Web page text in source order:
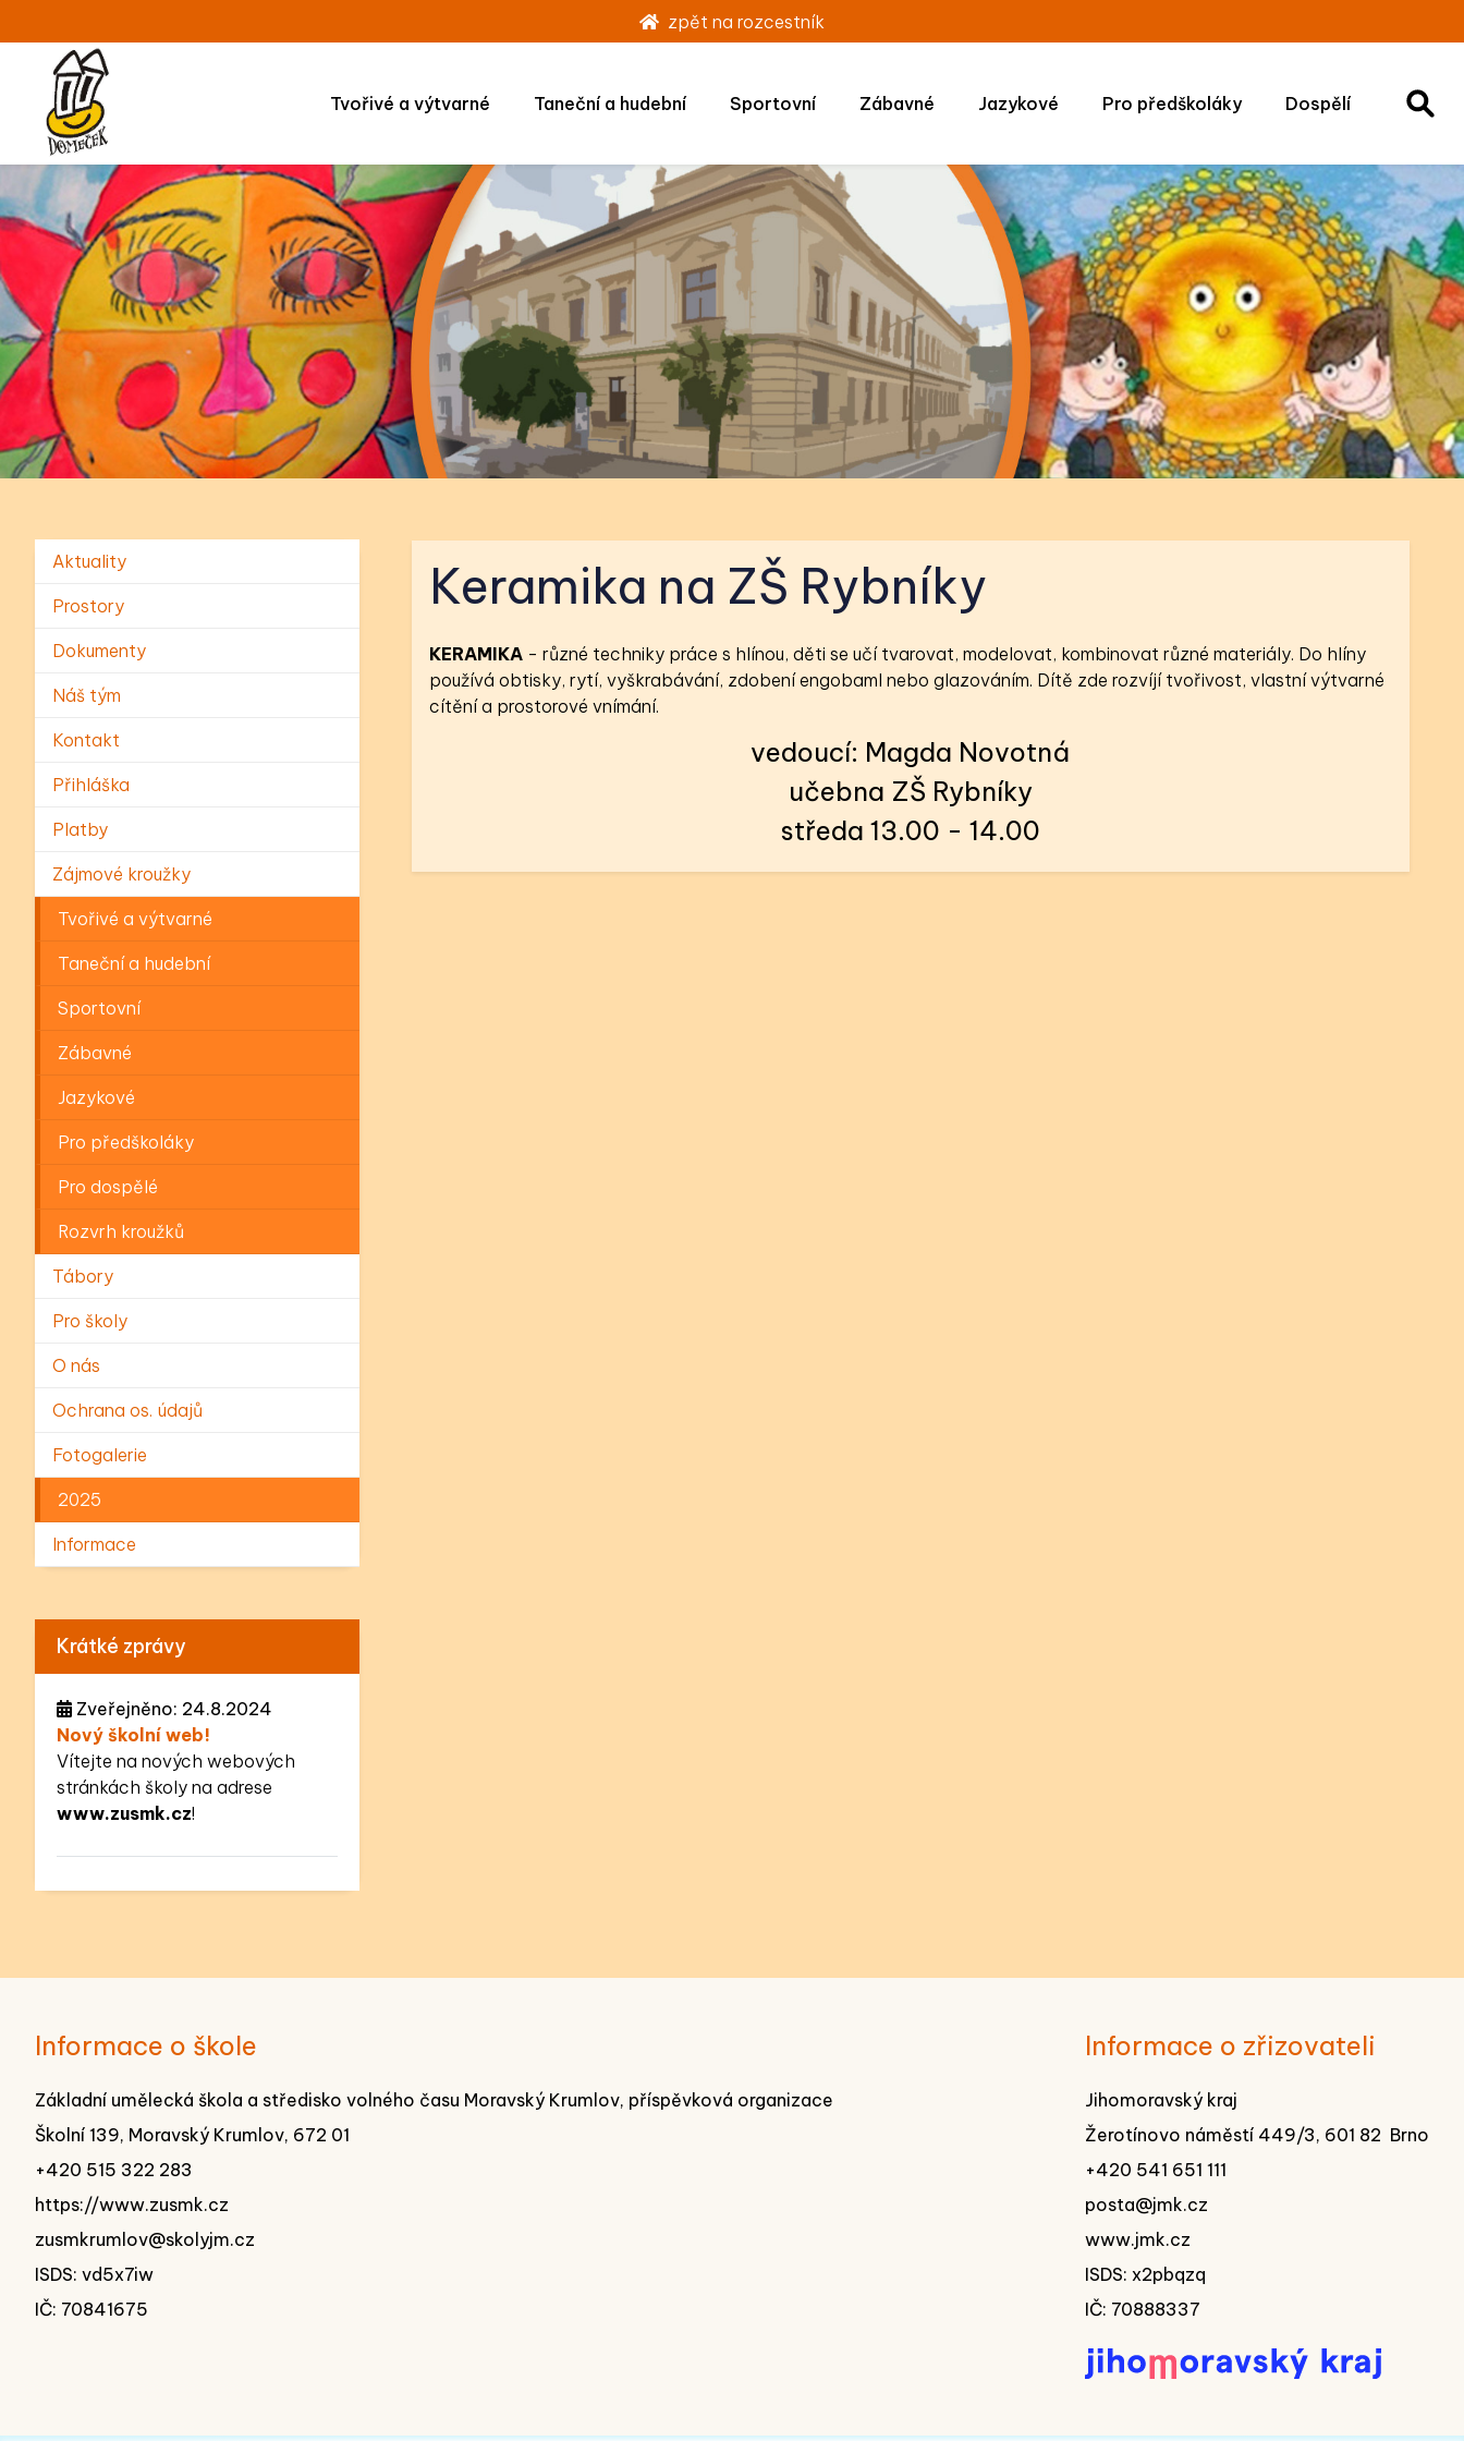
zpět na rozcestník
Tvořivé a výtvarné Taneční a hudební Sportovní Zábavné Jazykové Pro předškoláky Dospělí
Keramika na ZŠ Rybníky
KERAMIKA- různé techniky práce s hlínou, děti se učí tvarovat, modelovat, kombinovat různé materiály. Do hlíny
používá obtisky, rytí, vyškrabávání, zdobení engobamI nebo glazováním. Dítě zde rozvíjí tvořivost, vlastní výtvarné
cítění a prostorové vnímání.
vedoucí: Magda Novotná
učebna ZŠ Rybníky
středa 13.00 - 14.00
Aktuality
Prostory
Dokumenty
Náš tým
Kontakt
Přihláška
Platby
Zájmové kroužky
Tvořivé a výtvarné
Taneční a hudební
Sportovní
Zábavné
Jazykové
Pro předškoláky
Pro dospělé
Rozvrh kroužků
Tábory
Pro školy
O nás
Ochrana os. údajů
Fotogalerie
2025
Informace
Krátké zprávy
Zveřejněno: 24.8.2024
Nový školní web!
Vítejte na nových webových
stránkách školy na adrese
www.zusmk.cz!
Informace o škole
Základní umělecká škola a středisko volného času Moravský Krumlov, příspěvková organizace
Školní 139, Moravský Krumlov, 672 01
+420 515 322 283
https://www.zusmk.cz
zusmkrumlov@skolyjm.cz
ISDS: vd5x7iw
IČ: 70841675
Informace o zřizovateli
Jihomoravský kraj
Žerotínovo náměstí 449/3, 601 82 Brno
+420 541 651 111
posta@jmk.cz
www.jmk.cz
ISDS: x2pbqzq
IČ: 70888337